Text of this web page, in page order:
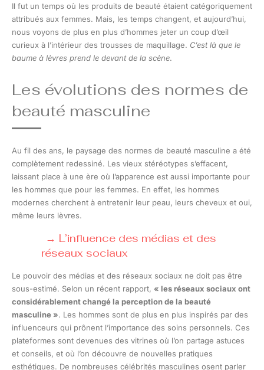
Il fut un temps où les produits de beauté étaient catégoriquement
attribués aux femmes. Mais, les temps changent, et aujourd’hui,
nous voyons de plus en plus d’hommes jeter un coup d’œil
curieux à l’intérieur des trousses de maquillage. C’est là que le
baume à lèvres prend le devant de la scène.
Les évolutions des normes de
beauté masculine
Au fil des ans, le paysage des normes de beauté masculine a été
complètement redessiné. Les vieux stéréotypes s’effacent,
laissant place à une ère où l’apparence est aussi importante pour
les hommes que pour les femmes. En effet, les hommes
modernes cherchent à entretenir leur peau, leurs cheveux et oui,
même leurs lèvres.
L’influence des médias et des
réseaux sociaux
Le pouvoir des médias et des réseaux sociaux ne doit pas être
sous-estimé. Selon un récent rapport, « les réseaux sociaux ont
considérablement changé la perception de la beauté
masculine ». Les hommes sont de plus en plus inspirés par des
influenceurs qui prônent l’importance des soins personnels. Ces
plateformes sont devenues des vitrines où l’on partage astuces
et conseils, et où l’on découvre de nouvelles pratiques
esthétiques. De nombreuses célébrités masculines osent parler